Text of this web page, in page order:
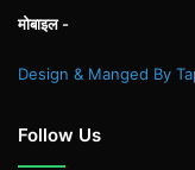
मोबाइल -
Design & Manged By
Follow Us